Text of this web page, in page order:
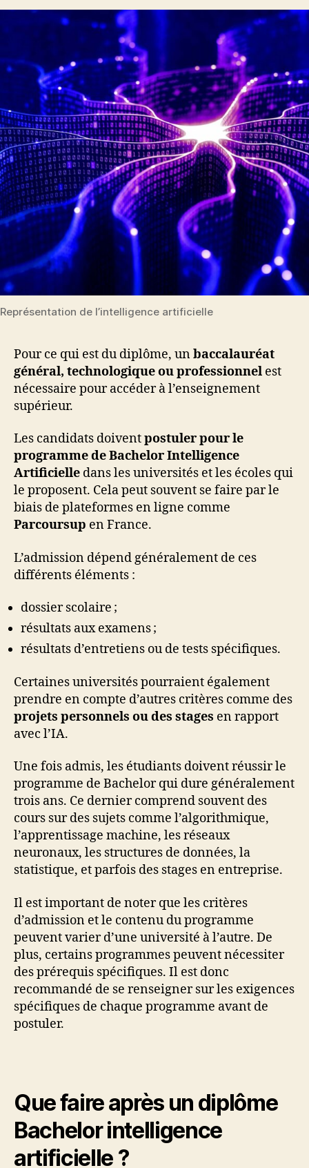
Représentation de l’intelligence artificielle
Pour ce qui est du diplôme, unbaccalauréat
général, technologique ou professionnel est
nécessaire pour accéder à l’enseignement
supérieur.
Les candidats doiventpostuler pour le
programme de Bachelor Intelligence
Artificielle dans les universités et les écoles qui
le proposent. Cela peut souvent se faire par le
biais de plateformes en ligne comme
Parcoursup en France.
L’admission dépend généralement de ces
différents éléments :
dossier scolaire ;
résultats aux examens ;
résultats d’entretiens ou de tests spécifiques.
Certaines universités pourraient également
prendre en compte d’autres critères comme des
projets personnels ou des stages en rapport
avec l’IA.
Une fois admis, les étudiants doivent réussir le
programme de Bachelor qui dure généralement
trois ans. Ce dernier comprend souvent des
cours sur des sujets comme l’algorithmique,
l’apprentissage machine, les réseaux
neuronaux, les structures de données, la
statistique, et parfois des stages en entreprise.
Il est important de noter que les critères
d’admission et le contenu du programme
peuvent varier d’une université à l’autre. De
plus, certains programmes peuvent nécessiter
des prérequis spécifiques. Il est donc
recommandé de se renseigner sur les exigences
spécifiques de chaque programme avant de
postuler.
Que faire après un diplôme
Bachelor intelligence
artificielle ?